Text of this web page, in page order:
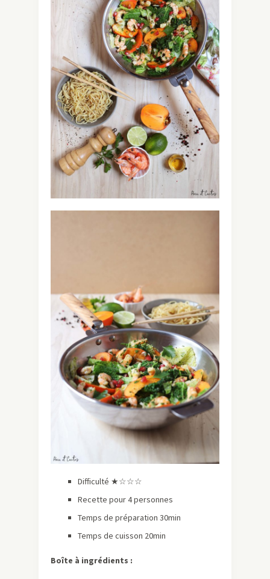
Difficulté ★☆☆☆
Recette pour 4 personnes
Temps de préparation 30min
Temps de cuisson 20min
Boîte à ingrédients :